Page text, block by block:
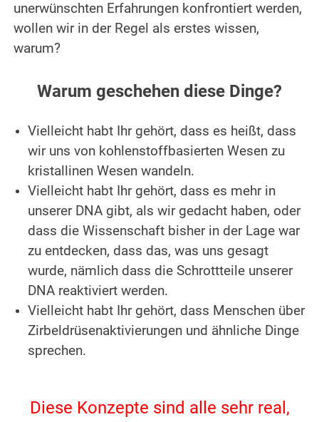
unerwünschten Erfahrungen konfrontiert werden,
wollen wir in der Regel als erstes wissen,
warum?
Warum geschehen diese Dinge?
Vielleicht habt Ihr gehört, dass es heißt, dass
wir uns von kohlenstoffbasierten Wesen zu
kristallinen Wesen wandeln.
Vielleicht habt Ihr gehört, dass es mehr in
unserer DNA gibt, als wir gedacht haben, oder
dass die Wissenschaft bisher in der Lage war
zu entdecken, dass das, was uns gesagt
wurde, nämlich dass die Schrottteile unserer
DNA reaktiviert werden.
Vielleicht habt Ihr gehört, dass Menschen über
Zirbeldrüsenaktivierungen und ähnliche Dinge
sprechen.
Diese Konzepte sind alle sehr real,